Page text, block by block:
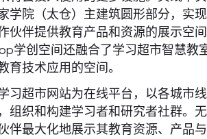
学院（太仓）主建筑圆形部分，实
伙伴提供教育产品和资源的展示空
学创空间还融合了学习超市智慧教
育技术应用的空间。
习超市网站为在线平台，以各城市
组织和构建学习者和研究者社群。
伴最大化地展示其教育资源、产品